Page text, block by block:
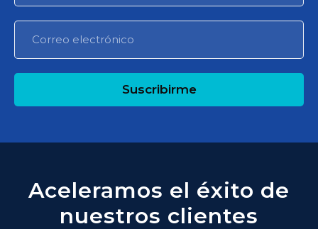
Suscribirme
Aceleramos el éxito de
nuestros clientes